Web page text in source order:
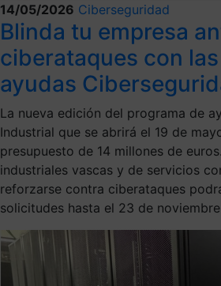
14/05/2026 Ciberseguridad
Blinda tu empresa
ciberataques con
ayudas
La nueva edición del programa de
Industrial que se abrirá el 19 de
presupuesto de 14 millones de
industriales vascas y de servicios
reforzarse contra ciberataques
solicitudes hasta el 23 de